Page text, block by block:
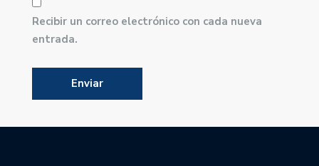
Recibir un correo electrónico con cada nueva
entrada.